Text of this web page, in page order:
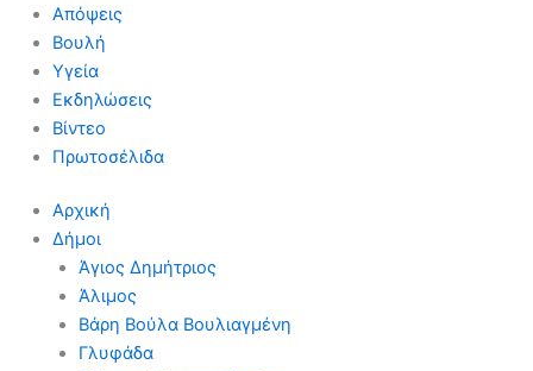
Απόψεις
Βουλή
Υγεία
Εκδηλώσεις
Βίντεο
Πρωτοσέλιδα
Αρχική
Δήμοι
Άγιος Δημήτριος
Άλιμος
Βάρη Βούλα Βουλιαγμένη
Γλυφάδα